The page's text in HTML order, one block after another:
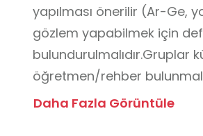
yapılması önerilir (Ar-Ge,
gözlem yapabilmek için
bulundurulmalıdır.Gruplar
öğretmen/rehber
dolaşmamalı, mutlaka
Daha Fazla Görüntüle